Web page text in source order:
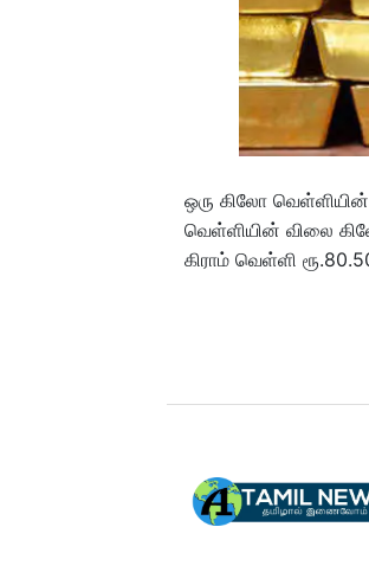
ஒரு கிலோ
வெள்ளியின் விலை
கிராம் வெள்ளி